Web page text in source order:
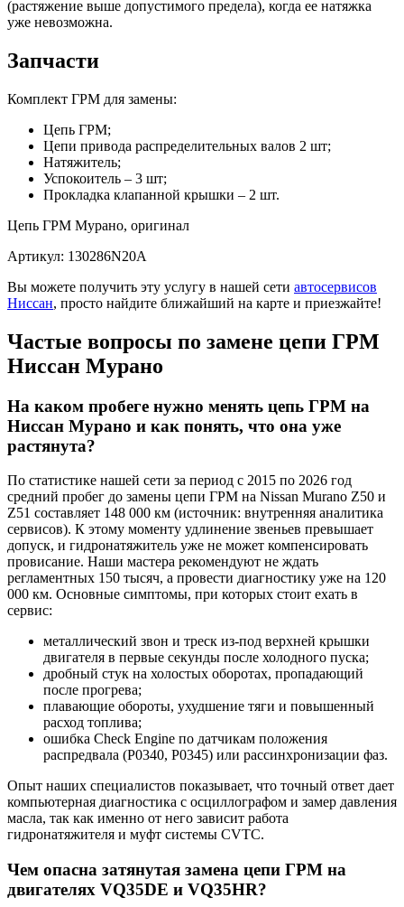
(растяжение выше допустимого предела), когда ее натяжка
уже невозможна.
Запчасти
Комплект ГРМ для замены:
Цепь ГРМ;
Цепи привода распределительных валов 2 шт;
Натяжитель;
Успокоитель – 3 шт;
Прокладка клапанной крышки – 2 шт.
Цепь ГРМ Мурано, оригинал
Артикул: 130286N20A
Вы можете получить эту услугу в нашей сети автосервисов
Ниссан, просто найдите ближайший на карте и приезжайте!
Частые вопросы по замене цепи ГРМ
Ниссан Мурано
На каком пробеге нужно менять цепь ГРМ на
Ниссан Мурано и как понять, что она уже
растянута?
По статистике нашей сети за период с 2015 по 2026 год
средний пробег до замены цепи ГРМ на Nissan Murano Z50 и
Z51 составляет 148 000 км (источник: внутренняя аналитика
сервисов). К этому моменту удлинение звеньев превышает
допуск, и гидронатяжитель уже не может компенсировать
провисание. Наши мастера рекомендуют не ждать
регламентных 150 тысяч, а провести диагностику уже на 120
000 км. Основные симптомы, при которых стоит ехать в
сервис:
металлический звон и треск из-под верхней крышки
двигателя в первые секунды после холодного пуска;
дробный стук на холостых оборотах, пропадающий
после прогрева;
плавающие обороты, ухудшение тяги и повышенный
расход топлива;
ошибка Check Engine по датчикам положения
распредвала (P0340, P0345) или рассинхронизации фаз.
Опыт наших специалистов показывает, что точный ответ дает
компьютерная диагностика с осциллографом и замер давления
масла, так как именно от него зависит работа
гидронатяжителя и муфт системы CVTC.
Чем опасна затянутая замена цепи ГРМ на
двигателях VQ35DE и VQ35HR?